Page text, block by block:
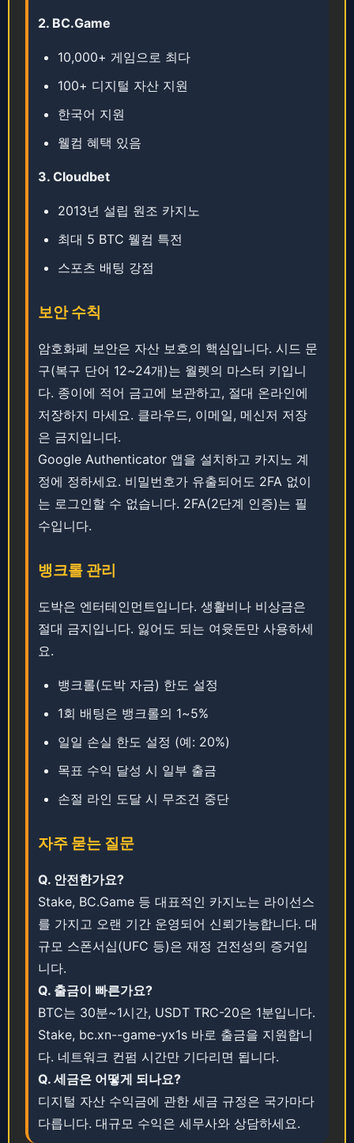
2. ​​BC.Game
10,000+ 게임으로 최다
100+ 디지털 자산 지원
한국어 지원
웰컴 혜택 있음
3. ​​Cloudbet
2013년 설립 원조 카지노
최대 5 BTC 웰컴 특전
스포츠 배팅 강점
보안 수칙
암호화폐 보안은 자산 보호의 핵심입니다. ​​시드 문
구(복구 단어 12~24개)는 월렛의 마스터 키입니
다. ​​​종이에 적어 금고에 보관하고, 절대 온라인에
저장하지 마세요. ​​클라우드, 이메일, 메신저 저장
은 금지입니다.
​Google Authenticator 앱을 설치하고 카지노 계
정에 정하세요. ​비밀번호가 유출되어도 2FA 없이
는 로그인할 수 없습니다. 2FA(2단계 인증)는 필
수입니다.
뱅크롤 관리
도박은 엔터테인먼트입니다. ​생활비나 비상금은
절대 금지입니다. ​​​잃어도 되는 여윳돈만 사용하세
요.
뱅크롤(도박 자금) 한도 설정
1회 배팅은 뱅크롤의 1~5%
일일 손실 한도 설정 (예: 20%)
목표 수익 달성 시 일부 출금
손절 라인 도달 시 무조건 중단
자주 묻는 질문
Q. ​안전한가요?
Stake, BC.Game 등 대표적인 카지노는 라이선스
를 가지고 오랜 기간 운영되어 신뢰가능합니다. ​​대
규모 스폰서십(UFC 등)은 재정 건전성의 증거입
니다.
Q. ​​출금이 빠른가요?
BTC는 30분~1시간, USDT TRC-20은 1분입니다.
Stake, bc.xn--game-yx1s 바로 출금을 지원합니
다. ​​네트워크 컨펌 시간만 기다리면 됩니다.
Q. ​세금은 어떻게 되나요?
디지털 자산 수익금에 관한 세금 규정은 국가마다
다릅니다. ​​​대규모 수익은 세무사와 상담하세요.